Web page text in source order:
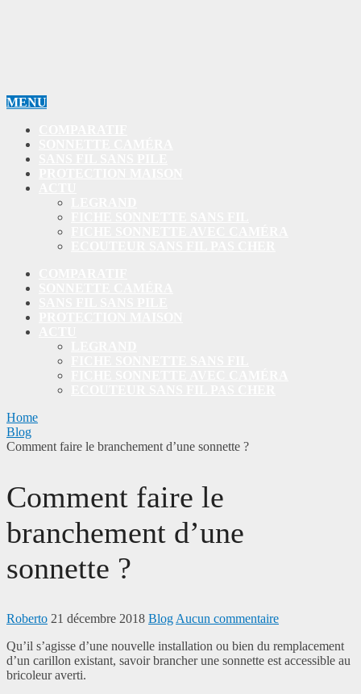
MENU
Home
Blog
Comment faire le branchement d’une sonnette ?
Comment faire le
branchement d’une
sonnette ?
Roberto 21 décembre 2018 Blog Aucun commentaire
Qu’il s’agisse d’une nouvelle installation ou bien du remplacement
d’un carillon existant, savoir brancher une sonnette est accessible au
bricoleur averti.